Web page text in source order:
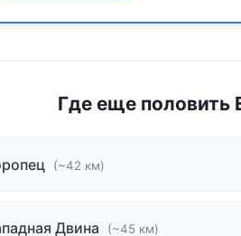
Где еще половить
(~42 км)
Двина (~45 км)